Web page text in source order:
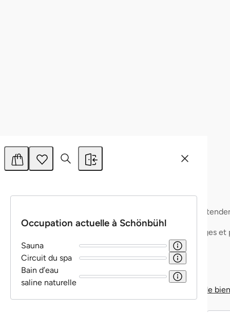
Ce site web utilise des cookies.
Les cookies nous permettent de personnaliser le contenu et
annonces, d'offrir des fonctionnalités relatives aux médias
sociaux et d'analyser notre trafic. Nous partageons
des informations sur l'utilisation de notre site avec nos
partenaires de médias sociaux, de publicité et d'analyse, qui